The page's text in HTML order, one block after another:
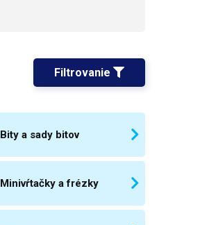
Filtrovanie
Bity a sady bitov
Minivŕtačky a frézky